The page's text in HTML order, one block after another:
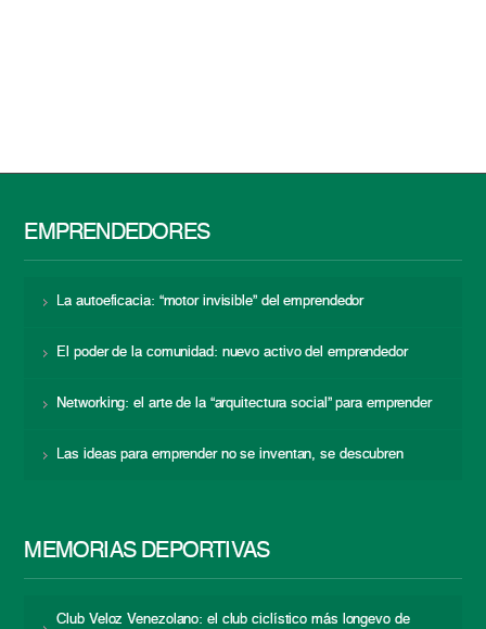
EMPRENDEDORES
La autoeficacia: “motor invisible” del emprendedor
El poder de la comunidad: nuevo activo del emprendedor
Networking: el arte de la “arquitectura social” para emprender
Las ideas para emprender no se inventan, se descubren
MEMORIAS DEPORTIVAS
Club Veloz Venezolano: el club ciclístico más longevo de